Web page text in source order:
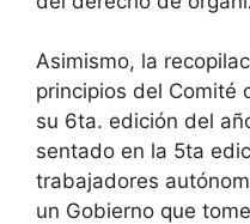
Asimismo, la
principios del Comité
su 6ta. edición del
sentado en la 5ta
trabajadores
un Gobierno que